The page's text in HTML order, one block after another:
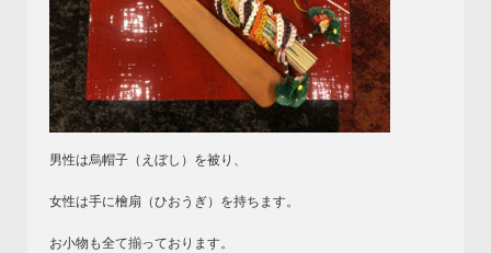
男性は烏帽子（えぼし）を被り、
女性は手に檜扇（ひおうぎ）を持ちます。
お小物も全て揃っております。